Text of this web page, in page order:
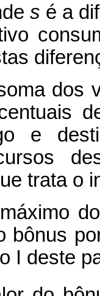
s é a
dos
e
trata o
do
bônus
I deste